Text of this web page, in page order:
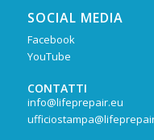
SOCIAL MEDIA
Facebook
YouTube
CONTATTI
info@lifeprepair.eu